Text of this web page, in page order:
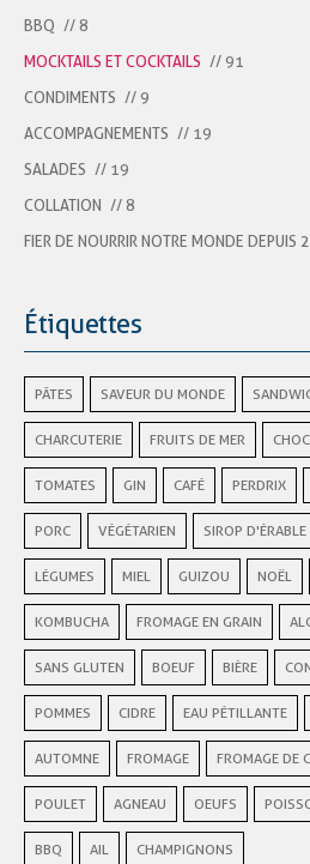
BBQ // 8
MOCKTAILS ET COCKTAILS // 91
CONDIMENTS // 9
ACCOMPAGNEMENTS // 19
SALADES // 19
COLLATION // 8
FIER DE NOURRIR NOTRE MONDE DEPUIS
Étiquettes
PÂTES SAVEUR DU MONDE
CHARCUTERIE FRUITS DE MER
TOMATES GIN CAFÉ PERDRIX
PORC VÉGÉTARIEN SIROP D'ÉRABLE
LÉGUMES MIEL GUIZOU NOËL
KOMBUCHA FROMAGE EN GRAIN
SANS GLUTEN BOEUF BIÈRE
POMMES CIDRE EAU PÉTILLANTE
AUTOMNE FROMAGE FROMAGE DE
POULET AGNEAU OEUFS
BBQ AIL CHAMPIGNONS